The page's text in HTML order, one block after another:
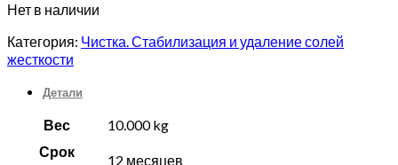
Нет в наличии
Категория: Чистка. Стабилизация и удаление солей
жесткости
Детали
Вес
10.000 kg
Срок
12 месяцев